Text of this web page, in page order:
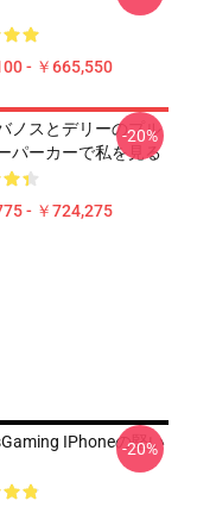
- ￥665,550
ノスとデリーのプル
パーカーで私を見る
- ￥724,275
-20%
IPhoneの堅い
-20%